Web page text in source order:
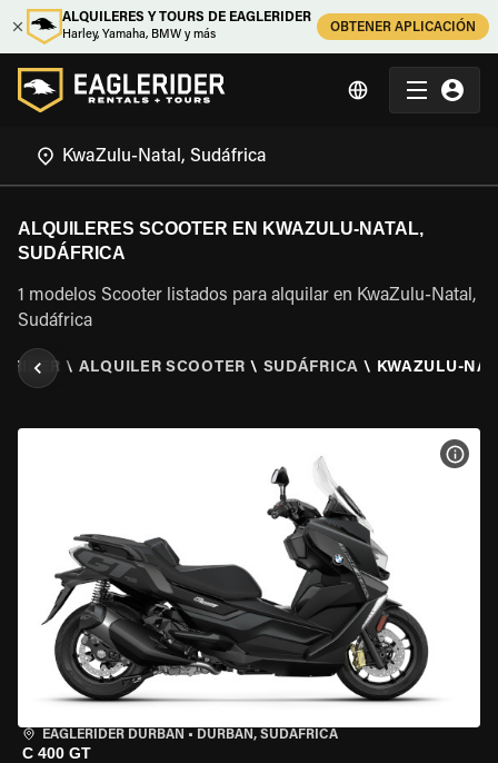
ALQUILERES Y TOURS DE EAGLERIDER
Harley, Yamaha, BMW y más
OBTENER APLICACIÓN
ALQUILERES SCOOTER EN KWAZULU-NATAL,
SUDÁFRICA
1 modelos Scooter listados para alquilar en KwaZulu-Natal,
Sudáfrica
\ ALQUILER SCOOTER \ SUDÁFRICA \ KWAZULU-
EAGLERIDER DURBAN • DURBAN, SUDÁFRICA
C 400 GT
VER